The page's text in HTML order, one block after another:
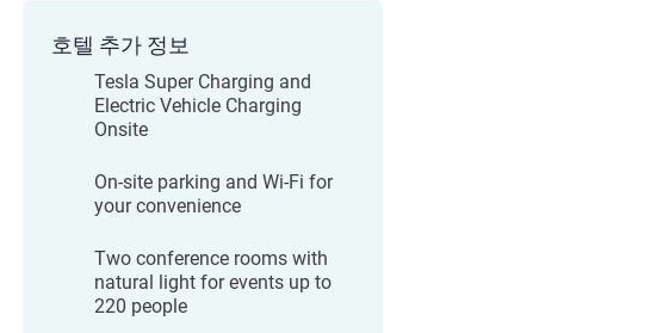
호텔 추가 정보
Tesla Super Charging and
Electric Vehicle Charging
Onsite
On-site parking and Wi-Fi for
your convenience
Two conference rooms with
natural light for events up to
220 people